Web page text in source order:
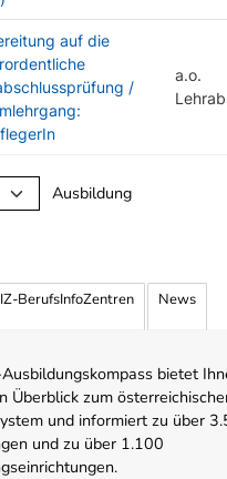
auf die
/
a.o.
Ausbildung
BerufsInfoZentren News
bietet
Überblick zum
und informiert zu über
und zu über 1.100